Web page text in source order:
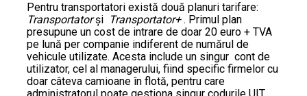
Pentru transportatori există două planuri tarifare:
Transportatorși Transportator+. Primul plan
presupune un cost de intrare de doar 20 euro + TVA
pe lună per companie indiferent de numărul de
vehicule utilizate. Acesta include un singur cont de
utilizator, cel al managerului, fiind specific firmelor cu
doar câteva camioane în flotă, pentru care